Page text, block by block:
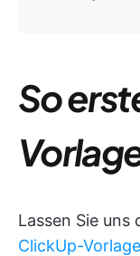
So
Lassen Sie uns
ClickUp-